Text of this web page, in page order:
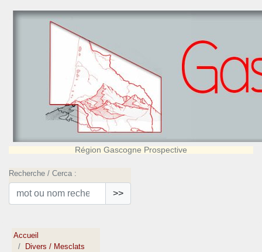
Région Gascogne Prospective
Recherche / Cerca :
>>
Accueil
Divers / Mesclats